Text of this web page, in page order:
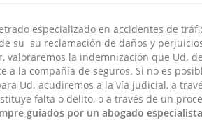
especializado en accidentes de
su su reclamación de daños y
valoraremos la indemnización que Ud.
a la compañía de seguros. Si no es
Ud. acudiremos a la vía judicial, a
falta o delito, o a través de un
guiados por un abogado especialista